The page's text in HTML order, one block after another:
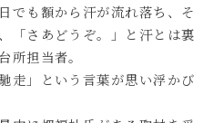
でも額から汗が流れ落ち、そ
「さあどうぞ。」と汗とは裏
所担当者。
走」という言葉が思い浮かび